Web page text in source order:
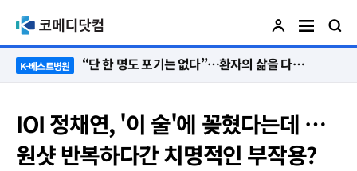
K-베스트병원 “단 한 명도 포기는 없다”…환자의 삶을 다시 세운 ‘오전 8시의 기적’
IOI 정채연, '이 술'에 꽂혔다는데 …
원샷 반복하다간 치명적인 부작용?